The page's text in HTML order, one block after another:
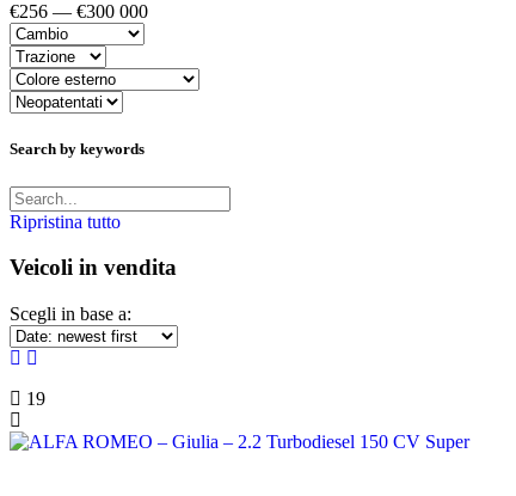
€256 — €300 000
Search by keywords
Ripristina tutto
Veicoli in vendita
Scegli in base a:
19